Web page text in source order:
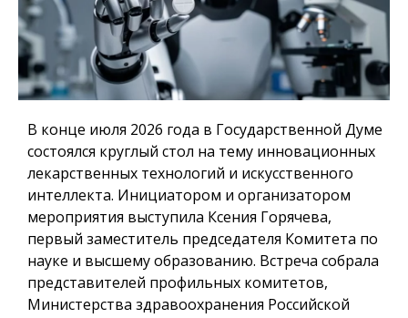
В конце июля 2026 года в Государственной Думе
состоялся круглый стол на тему инновационных
лекарственных технологий и искусственного
интеллекта. Инициатором и организатором
мероприятия выступила Ксения Горячева,
первый заместитель председателя Комитета по
науке и высшему образованию. Встреча собрала
представителей профильных комитетов,
Министерства здравоохранения Российской